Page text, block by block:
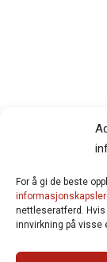
For å gi de beste
informasjonskapsler
nettleseratferd.
innvirkning på visse